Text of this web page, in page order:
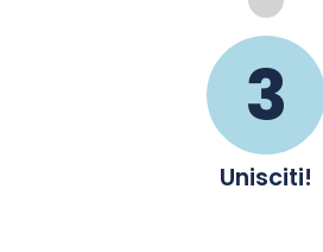
3
Unisciti!